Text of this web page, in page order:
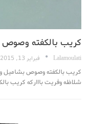
كريب بالكفته وصوص
Lalamoulati فبراير 13, 2015
كريب بالكفته وصوص بشاميل
شلاظه وفريت باااركه كريب